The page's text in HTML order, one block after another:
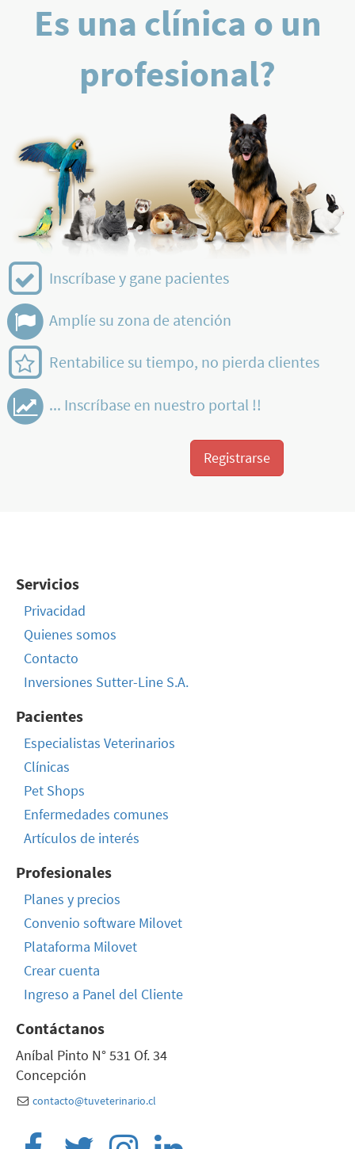
Es una clínica o un
profesional?
Inscríbase y gane pacientes
Amplíe su zona de atención
Rentabilice su tiempo, no pierda clientes
... Inscríbase en nuestro portal !!
Registrarse
Servicios
Privacidad
Quienes somos
Contacto
Inversiones Sutter-Line S.A.
Pacientes
Especialistas Veterinarios
Clínicas
Pet Shops
Enfermedades comunes
Artículos de interés
Profesionales
Planes y precios
Convenio software Milovet
Plataforma Milovet
Crear cuenta
Ingreso a Panel del Cliente
Contáctanos
Aníbal Pinto N° 531 Of. 34
Concepción
contacto@tuveterinario.cl